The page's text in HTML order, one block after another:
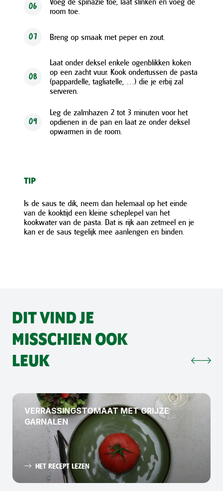
06
room toe.
07 Breng op smaak met peper en zout.
08
Laat onder deksel enkele ogenblikken koken
op een zacht vuur. Kook ondertussen de pasta
(pappardelle, tagliatelle, …) die je erbij zal
serveren.
09
Leg de zalmhazen 2 tot 3 minuten voor het
opdienen in de pan en laat ze onder deksel
opwarmen in de room.
TIP
Is de saus te dik, neem dan helemaal op het einde
van de kooktijd een kleine scheplepel van het
kookwater van de pasta. Dat is rijk aan zetmeel en je
kan er de saus tegelijk mee aanlengen en binden.
DIT VIND JE
MISSCHIEN OOK
LEUK
VERRASSINGSTOMAAT MET GRIJZE
GARNALEN
HET RECEPT LEZEN